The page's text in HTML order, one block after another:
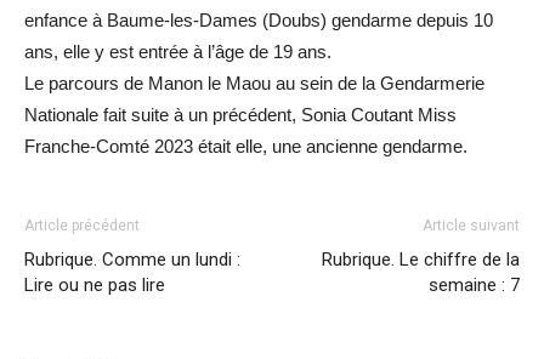
enfance à Baume-les-Dames (Doubs) gendarme depuis 10
ans, elle y est entrée à l’âge de 19 ans.
Le parcours de Manon le Maou au sein de la Gendarmerie
Nationale fait suite à un précédent, Sonia Coutant Miss
Franche-Comté 2023 était elle, une ancienne gendarme.
Article précédent
Rubrique. Comme un lundi :
Lire ou ne pas lire
Article suivant
Rubrique. Le chiffre de la
semaine : 7